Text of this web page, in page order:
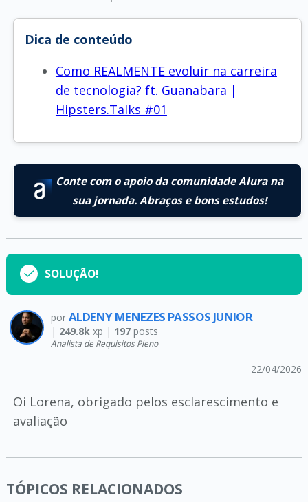
Dica de conteúdo
Como REALMENTE evoluir na carreira
de tecnologia? ft. Guanabara |
Hipsters.Talks #01
Conte com o apoio da comunidade Alura na
sua jornada. Abraços e bons estudos!
SOLUÇÃO!
por ALDENY MENEZES PASSOS JUNIOR
| 249.8kxp | 197posts
Analista de Requisitos Pleno
22/04/2026
Oi Lorena, obrigado pelos esclarescimento e
avaliação
TÓPICOS RELACIONADOS